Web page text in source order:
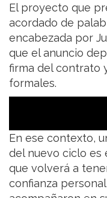
El proyecto que
acordado de
encabezada por
que el anuncio
firma del contrato
formales.
En ese contexto,
del nuevo ciclo es
que volverá a
confianza